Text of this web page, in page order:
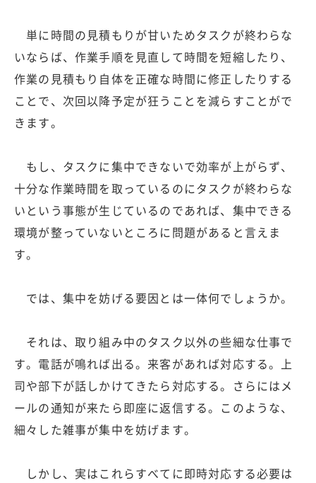
単に時間の見積もりが甘いためタスクが終わらな
いならば、作業手順を見直して時間を短縮したり、
作業の見積もり自体を正確な時間に修正したりする
ことで、次回以降予定が狂うことを減らすことがで
きます。
もし、タスクに集中できないで効率が上がらず、
十分な作業時間を取っているのにタスクが終わらな
いという事態が生じているのであれば、集中できる
環境が整っていないところに問題があると言えま
す。
では、集中を妨げる要因とは一体何でしょうか。
それは、取り組み中のタスク以外の些細な仕事で
す。電話が鳴れば出る。来客があれば対応する。上
司や部下が話しかけてきたら対応する。さらにはメ
ールの通知が来たら即座に返信する。このような、
細々した雑事が集中を妨げます。
しかし、実はこれらすべてに即時対応する必要は